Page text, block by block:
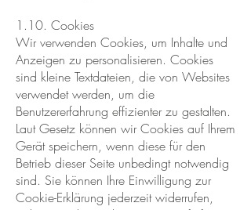
1.10. Cookies
Wir verwenden Cookies, um Inhalte und
Anzeigen zu personalisieren. Cookies
sind kleine Textdateien, die von Websites
verwendet werden, um die
Benutzererfahrung effizienter zu gestalten.
Laut Gesetz können wir Cookies auf Ihrem
Gerät speichern, wenn diese für den
Betrieb dieser Seite unbedingt notwendig
sind. Sie können Ihre Einwilligung zur
Cookie-Erklärung jederzeit widerrufen,